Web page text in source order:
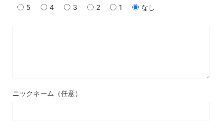
5 4 3 2 1 なし
ニックネーム（任意）